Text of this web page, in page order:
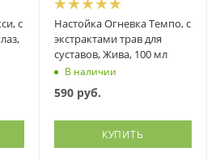
с
Настойка Огневка Темпо, с
экстрактами трав для
суставов, Жива, 100 мл
В наличии
590руб.
КУПИТЬ